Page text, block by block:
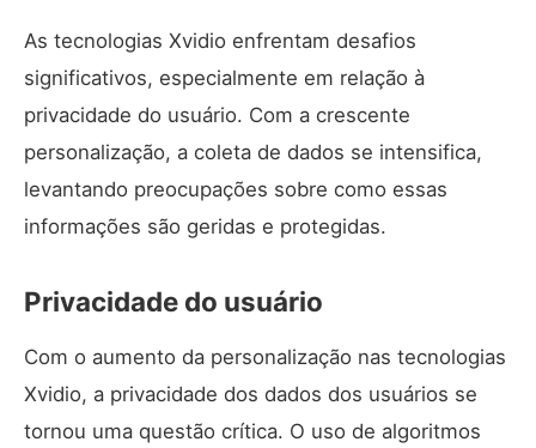
As tecnologias Xvidio enfrentam desafios
significativos, especialmente em relação à
privacidade do usuário. Com a crescente
personalização, a coleta de dados se intensifica,
levantando preocupações sobre como essas
informações são geridas e protegidas.
Privacidade do usuário
Com o aumento da personalização nas tecnologias
Xvidio, a privacidade dos dados dos usuários se
tornou uma questão crítica. O uso de algoritmos